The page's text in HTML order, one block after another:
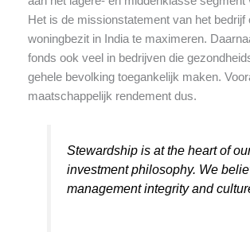
Het is de missionstatement van het bedrijf
woningbezit in India te maximeren.
fonds ook veel in bedrijven die
gehele bevolking toegankelijk maken.
maatschappelijk rendement dus.
Stewardship is at the heart of
investment philosophy. We
management integrity and